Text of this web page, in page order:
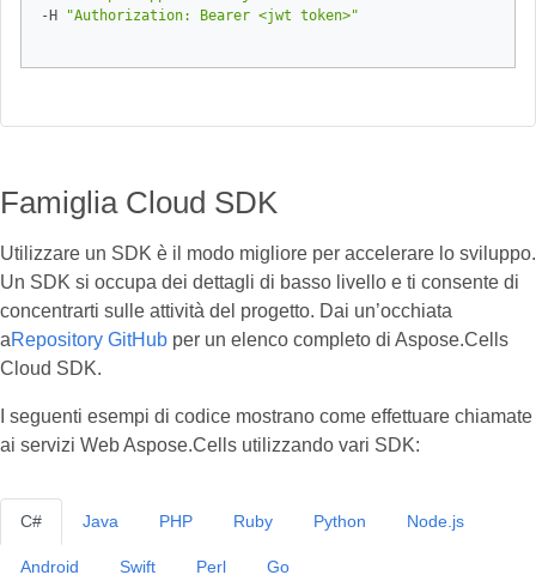
-H
"Authorization: Bearer <jwt token>"
Famiglia Cloud SDK
Utilizzare un SDK è il modo migliore per accelerare lo sviluppo.
Un SDK si occupa dei dettagli di basso livello e ti consente di
concentrarti sulle attività del progetto. Dai un’occhiata
aRepository GitHub per un elenco completo di Aspose.Cells
Cloud SDK.
I seguenti esempi di codice mostrano come effettuare chiamate
ai servizi Web Aspose.Cells utilizzando vari SDK:
C# Java PHP Ruby Python Node.js
Android Swift Perl Go